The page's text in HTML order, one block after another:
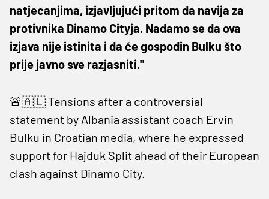
natjecanjima, izjavljujući pritom da navija za
protivnika Dinamo Cityja. Nadamo se da ova
izjava nije istinita i da će gospodin Bulku što
prije javno sve razjasniti."
🚨🇦🇱 Tensions after a controversial
statement by Albania assistant coach Ervin
Bulku in Croatian media, where he expressed
support for Hajduk Split ahead of their European
clash against Dinamo City.